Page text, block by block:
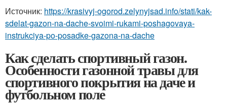
Источник: https://krasivyj-ogorod.zelynyjsad.info/stati/kak-
sdelat-gazon-na-dache-svoimi-rukami-poshagovaya-
instrukciya-po-posadke-gazona-na-dache
Как сделать спортивный газон.
Особенности газонной травы для
спортивного покрытия на даче и
футбольном поле